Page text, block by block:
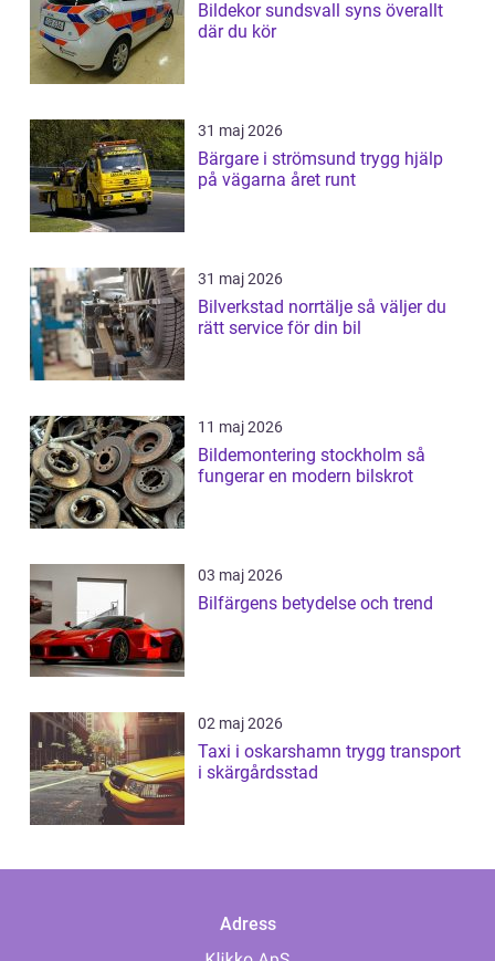
Bildekor sundsvall syns överallt
där du kör
31 maj 2026
Bärgare i strömsund trygg hjälp
på vägarna året runt
31 maj 2026
Bilverkstad norrtälje så väljer du
rätt service för din bil
11 maj 2026
Bildemontering stockholm så
fungerar en modern bilskrot
03 maj 2026
Bilfärgens betydelse och trend
02 maj 2026
Taxi i oskarshamn trygg transport
i skärgårdsstad
Adress